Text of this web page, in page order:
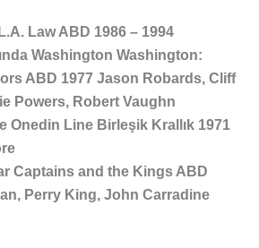
Law ABD 1986 – 1994
Washington Washington:
ABD 1977 Jason Robards, Cliff
Powers, Robert Vaughn
Onedin Line Birleşik Krallık 1971
Captains and the Kings ABD
Perry King, John Carradine